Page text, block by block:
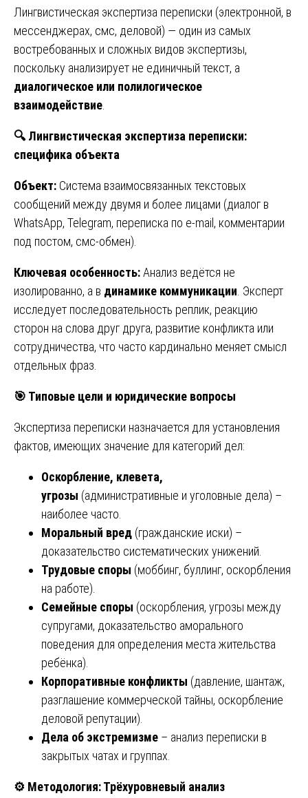
Лингвистическая экспертиза переписки (электронной, в
мессенджерах, смс, деловой) — один из самых
востребованных и сложных видов экспертизы,
поскольку анализирует не единичный текст, а
диалогическое или полилогическое
взаимодействие
🔍Лингвистическая экспертиза переписки:
специфика объекта
Объект: Система взаимосвязанных текстовых
сообщений между двумя и более лицами (диалог в
WhatsApp, Telegram, переписка по e-mail, комментарии
под постом, смс-обмен).
Ключевая особенность:Анализ ведётся не
изолированно, а в динамике коммуникации . Эксперт
исследует последовательность реплик, реакцию
сторон на слова друг друга, развитие конфликта или
сотрудничества, что часто кардинально меняет смысл
отдельных фраз.
🎯 Типовые цели и юридические вопросы
Экспертиза переписки назначается для установления
фактов, имеющих значение для категорий дел:
Оскорбление, клевета,
угрозы (административные и уголовные дела) –
наиболее часто.
Моральный вред (гражданские иски) –
доказательство систематических унижений.
Трудовые споры (моббинг, буллинг, оскорбления
на работе).
Семейные споры (оскорбления, угрозы между
супругами, доказательство аморального
поведения для определения места жительства
ребёнка).
Корпоративные конфликты (давление, шантаж,
разглашение коммерческой тайны, оскорбление
деловой репутации).
Дела об экстремизме – анализ переписки в
закрытых чатах и группах.
⚙️ Методология: Трёхуровневый анализ